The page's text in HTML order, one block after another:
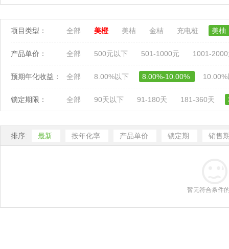
项目类型： 全部 美橙 美桔 金桔 充电桩 美柚
产品单价： 全部 500元以下 501-1000元 1001-
预期年化收益： 全部 8.00%以下 8.00%-10.00%
锁定期限： 全部 90天以下 91-180天 181-360天
排序: 最新 按年化率 产品单价 锁定期 销售
暂无符合条件